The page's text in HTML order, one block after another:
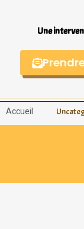
Une
Accueil